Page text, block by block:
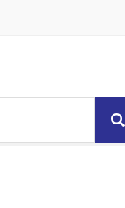
S
e